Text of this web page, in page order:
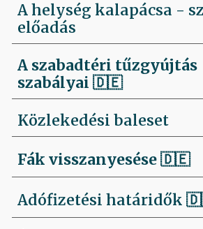
A helység kalapácsa -
előadás
A szabadtéri tűzgyújtás
szabályai🇩🇪
Közlekedési baleset
Fák visszanyesése🇩🇪
Adófizetési határidők